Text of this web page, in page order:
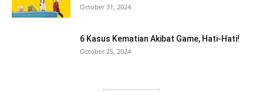
October 31, 2024
6 Kasus Kematian Akibat Game, Hati-Hati!
October 25, 2024